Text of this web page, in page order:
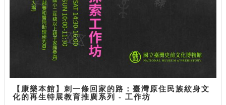
【康樂本館】刺一條回家的路：臺灣原住民族紋身文
化的再生特展教育推廣系列 - 工作坊